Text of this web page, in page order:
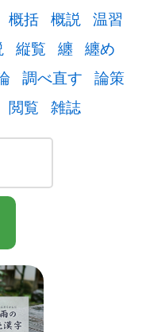
概括 概説
温習
縦覧 纏 纏め
調べ直す
論策
閲覧 雑誌